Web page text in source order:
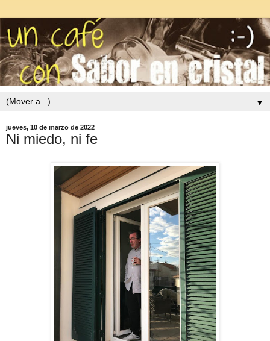
▼
jueves, 10 de marzo de 2022
Ni miedo, ni fe